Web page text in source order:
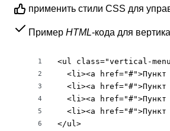
применить стили CSS для
Пример HTML-кода для
1
2
3
4
5
6
<ul class="vertical-
<li><a href="#">Пункт
<li><a href="#">Пункт
<li><a href="#">Пункт
<li><a href="#">Пункт
</ul>